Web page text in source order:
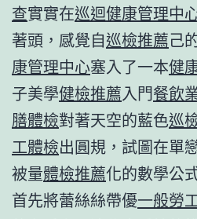
查實實在巡迴健康管理中
著頭，感覺自巡檢推薦己
康管理中心塞入了一本健
子美學健檢推薦入門餐飲
膳體檢對著天空的藍色巡
工體檢出圓規，試圖在單
被量體檢推薦化的數學公
首先將蕾絲絲帶優一般勞